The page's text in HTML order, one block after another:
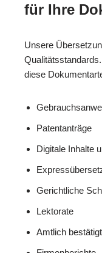
für Ihre
Unsere
diese
Patentanträge
Digitale Inhalte
Gerichtliche
Lektorate
Amtlich